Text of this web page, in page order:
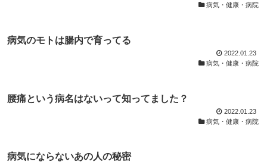
病気・健康・病院
病気のモトは腸内で育ってる
2022.01.23
病気・健康・病院
腰痛という病名はないって知ってました？
2022.01.23
病気・健康・病院
病気にならないあの人の秘密